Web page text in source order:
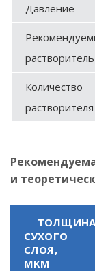
Давление
растворитель
Количество
растворителя
и
ТОЛЩИНА
СУХОГО
СЛОЯ,
МКМ